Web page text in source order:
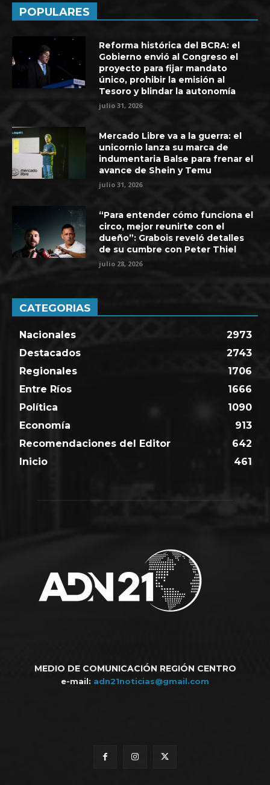
POPULARES
Reforma histórica del BCRA: el
Gobierno envió al Congreso el
proyecto para fijar mandato
único, prohibir la emisión al
Tesoro y blindar la autonomía
julio 31, 2026
Mercado Libre va a la guerra: el
unicornio lanza su marca de
indumentaria Balse para frenar el
avance de Shein y Temu
julio 31, 2026
“Para entender cómo funciona el
circo, mejor reunirte con el
dueño”: Grabois reveló detalles
de su cumbre con Peter Thiel
julio 28, 2026
CATEGORIAS
Nacionales
2973
Destacados
2743
Regionales
1706
Entre Ríos
1666
Política
1090
Economía
913
Recomendaciones del Editor
642
Inicio
461
MEDIO DE COMUNICACIÓN REGIÓN CENTRO
e-mail: adn21noticias@gmail.com